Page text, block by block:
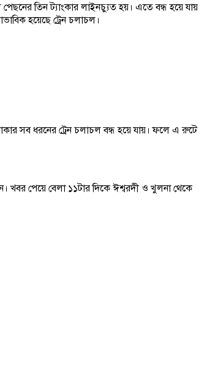
তিন ট্যাংকার লাইনচ্যুত হয়। এতে বন্ধ হয়ে যায়
হয়েছে ট্রেন চলাচল।
সব ধরনের ট্রেন চলাচল বন্ধ হয়ে যায়। ফলে এ রুটে
খবর পেয়ে বেলা ১১টার দিকে ঈশ্বরদী ও খুলনা থেকে